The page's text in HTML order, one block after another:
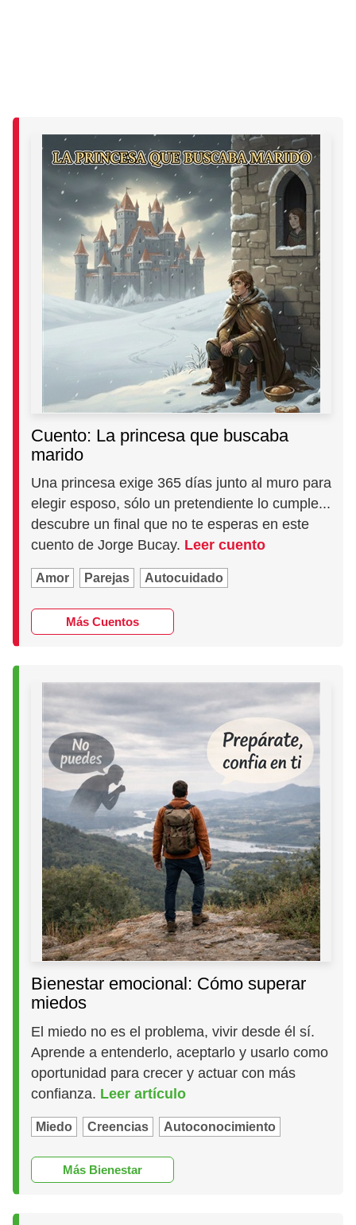
Cuento: La princesa que buscaba
marido
Una princesa exige 365 días junto al muro para
elegir esposo, sólo un pretendiente lo cumple...
descubre un final que no te esperas en este
cuento de Jorge Bucay. Leer cuento
Amor Parejas Autocuidado
Más Cuentos
Bienestar emocional: Cómo superar
miedos
El miedo no es el problema, vivir desde él sí.
Aprende a entenderlo, aceptarlo y usarlo como
oportunidad para crecer y actuar con más
confianza. Leer artículo
Miedo Creencias Autoconocimiento
Más Bienestar